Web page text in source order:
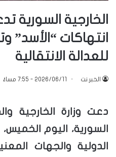
الخارجية السورية
انتهاكات “الأسد”
للعدالة الانتقالية
الخبر.نت 2026/06/11 - 7:55 مساءً
دعت وزارة الخارجية
السورية، اليوم
الدولية والجهات